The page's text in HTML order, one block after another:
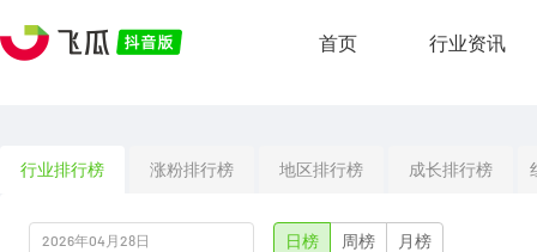
首页 行业资讯
行业排行榜 涨粉排行榜 地区排行榜 成长排行榜
日榜 周榜 月榜